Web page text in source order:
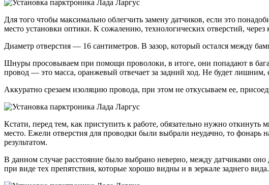
Для того чтобы максимально облегчить замену датчиков, если это
место установки оптики. К сожалению, технологических отверстий,
Диаметр отверстия — 16 сантиметров. В зазор, который остался между
Шнуры просовываем при помощи проволоки, в итоге, они попадают в
провод — это масса, оранжевый отвечает за задний ход. Не будет
Аккуратно срезаем изоляцию провода, при этом не откусываем ее,
Кстати, перед тем, как приступить к работе, обязательно нужно
место. Ежели отверстия для проводки были выбрали неудачно, то фонарь
результатом.
В данном случае расстояние было выбрано неверно, между датчиками
при виде тех препятствия, которые хорошо видны и в зеркале заднего